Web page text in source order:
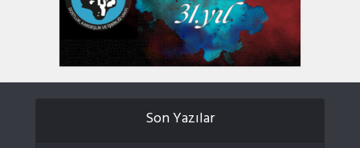
Son Yazılar